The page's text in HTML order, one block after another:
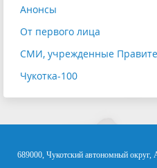
Анонсы
От первого лица
СМИ, учрежденные
Чукотка-100
689000, Чукотский автономный округ,